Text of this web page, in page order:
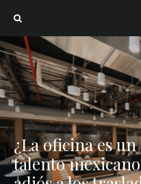
¿La oficina es
talento